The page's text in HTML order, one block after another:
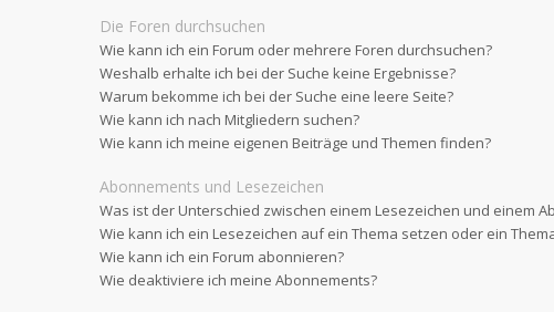
Die Foren durchsuchen
Wie kann ich ein Forum oder mehrere Foren durchsuchen?
Weshalb erhalte ich bei der Suche keine Ergebnisse?
Warum bekomme ich bei der Suche eine leere Seite?
Wie kann ich nach Mitgliedern suchen?
Wie kann ich meine eigenen Beiträge und Themen finden?
Abonnements und Lesezeichen
Was ist der Unterschied zwischen einem Lesezeichen und einem
Wie kann ich ein Lesezeichen auf ein Thema setzen oder ein
Wie kann ich ein Forum abonnieren?
Wie deaktiviere ich meine Abonnements?